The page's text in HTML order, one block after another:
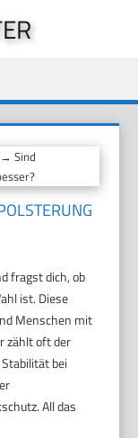
→ Sind
fragst dich, ob
ist. Diese
Menschen mit
zählt oft der
bei
All das